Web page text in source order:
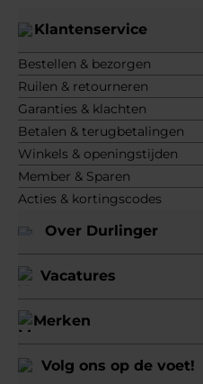
Klantenservice
Bestellen & bezorgen
Ruilen & retourneren
Garanties & klachten
Betalen & terugbetalingen
Winkels & openingstijden
Member & Sparen
Acties & kortingscodes
Over Durlinger
Vacatures
Merken
Volg ons op de voet!